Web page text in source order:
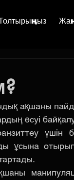
ақшаны
өсуі
үшін
ұсына